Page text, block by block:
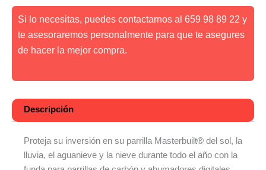
Si lo necesitas, puedes contactarnos al 659 98 89 22 y
te asesoraremos personalmente para que te asegures
de hacer la mejor compra.
Descripción
Proteja su inversión en su parrilla Masterbuilt® del sol, la
lluvia, el aguanieve y la nieve durante todo el año con la